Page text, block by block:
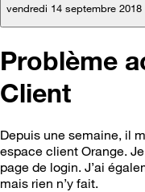
vendredi 14 septembre 2018
Problème
Client
Depuis une semaine, il
espace client Orange.
page de login. J’ai
mais rien n’y fait.